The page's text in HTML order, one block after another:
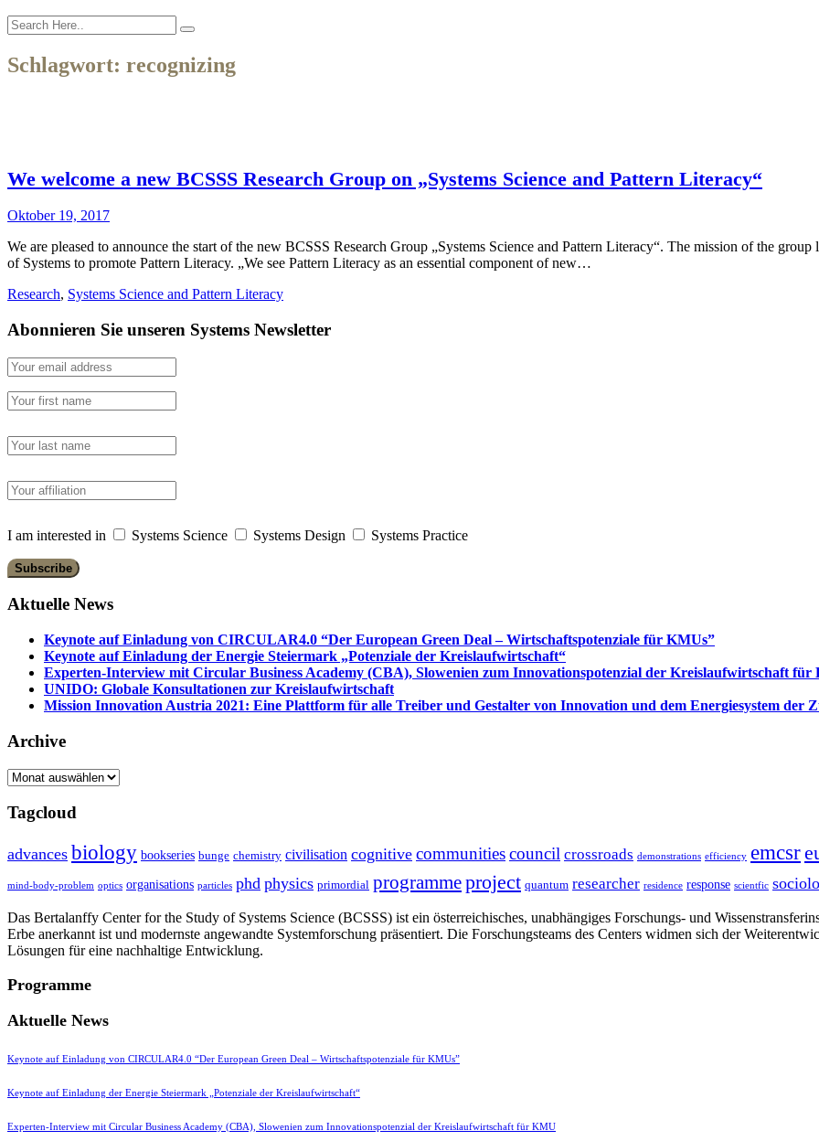
Schlagwort: recognizing
We welcome a new BCSSS Research Group on „Systems Science and Pattern Literacy“
Oktober 19, 2017
We are pleased to announce the start of the new BCSSS Research Group „Systems Science and Pattern Literacy“. The mission of the
of Systems to promote Pattern Literacy. „We see Pattern Literacy as an essential component of new…
Research, Systems Science and Pattern Literacy
Abonnieren Sie unseren Systems Newsletter
I am interested in Systems Science Systems Design Systems Practice
Aktuelle News
Keynote auf Einladung von CIRCULAR4.0 “Der European Green Deal – Wirtschaftspotenziale für KMUs”
Keynote auf Einladung der Energie Steiermark „Potenziale der Kreislaufwirtschaft“
Experten-Interview mit Circular Business Academy (CBA), Slowenien zum Innovationspotenzial der Kreislaufwirtschaft für
UNIDO: Globale Konsultationen zur Kreislaufwirtschaft
Mission Innovation Austria 2021: Eine Plattform für alle Treiber und Gestalter von Innovation und dem Energiesystem der
Archive
Archive
Tagcloud
advances biology bookseries bunge chemistry civilisation cognitive communitiescouncil crossroads demonstrations efficiency emcsr
mind-body-problem optics organisations particles phd physics primordial programmeproject quantum researcher residence response scientfic
Das Bertalanffy Center for the Study of Systems Science (BCSSS) ist ein österreichisches, unabhängiges Forschungs- und
Erbe anerkannt ist und modernste angewandte Systemforschung präsentiert. Die Forschungsteams des Centers widmen sich der
Lösungen für eine nachhaltige Entwicklung.
Programme
Aktuelle News
Keynote auf Einladung von CIRCULAR4.0 “Der European Green Deal – Wirtschaftspotenziale für KMUs”
Keynote auf Einladung der Energie Steiermark „Potenziale der Kreislaufwirtschaft“
Experten-Interview mit Circular Business Academy (CBA), Slowenien zum Innovationspotenzial der Kreislaufwirtschaft für KMU